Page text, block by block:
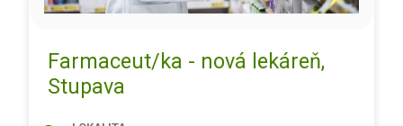
Farmaceut/ka - nová lekáreň,
Stupava